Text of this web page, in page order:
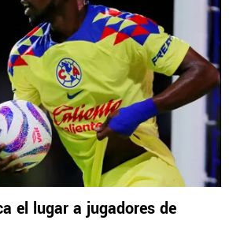
el lugar a jugadores de